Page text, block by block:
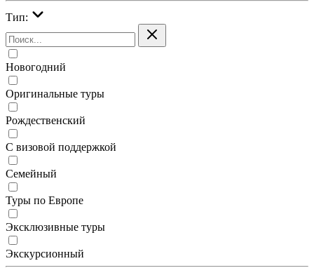
Тип:
Новогодний
Оригинальные туры
Рождественский
С визовой поддержкой
Семейный
Туры по Европе
Эксклюзивные туры
Экскурсионный